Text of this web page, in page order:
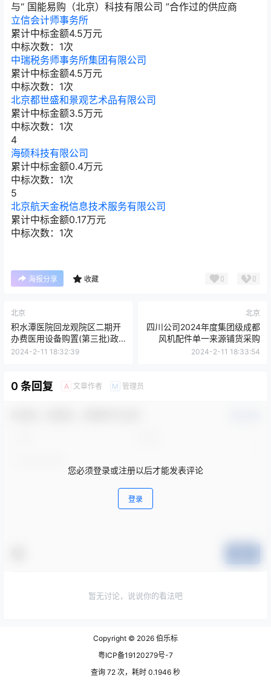
与“ 国能易购（北京）科技有限公司 ”合作过的供应商
立信会计师事务所
累计中标金额4.5万元
中标次数：1次
中瑞税务师事务所集团有限公司
累计中标金额4.5万元
中标次数：1次
北京都世盛和景观艺术品有限公司
累计中标金额3.5万元
中标次数：1次
4
海硕科技有限公司
累计中标金额0.4万元
中标次数：1次
5
北京航天金税信息技术服务有限公司
累计中标金额0.17万元
中标次数：1次
海报分享 收藏 0 0
北京
积水潭医院回龙观院区二期开
办费医用设备购置(第三批)政
府采购合同
2024-2-11 18:32:39
北京
四川公司2024年度集团级成都
风机配件单一来源铺货采购
2024-2-11 18:33:54
0 条回复 A 文章作者 M 管理员
您必须登录或注册以后才能发表评论
登录
暂无讨论，说说你的看法吧
Copyright © 2026 伯乐标
粤ICP备19120279号-7
查询 72 次，耗时 0.1946 秒